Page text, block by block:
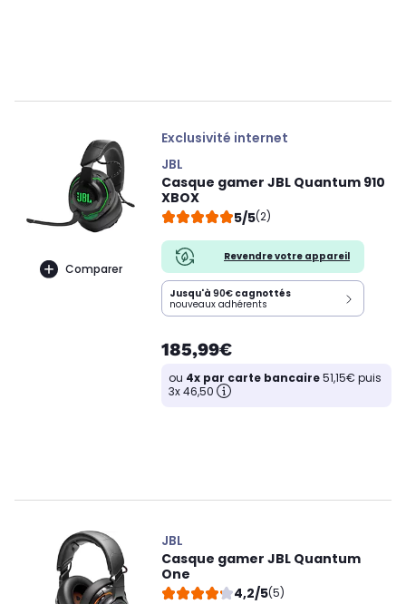
Comparer
Exclusivité internet
JBL
Casque gamer JBL Quantum 910
XBOX
5/5(2)
Revendre votre appareil
Jusqu'à 90€ cagnottés
nouveaux adhérents
185,99€
ou 4x par carte bancaire51,15€ puis
3x 46,50
JBL
Casque gamer JBL Quantum
One
4,2/5(5)